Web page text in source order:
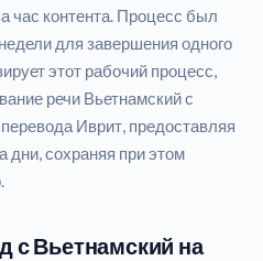
час контента. Процесс был
для завершения одного
этот рабочий процесс,
речи Вьетнамский с
Иврит, предоставляя
дни, сохраняя при этом
с Вьетнамский на